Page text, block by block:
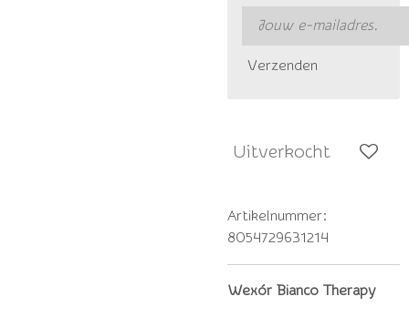
Verzenden
Uitverkocht
Artikelnummer:
8054729631214
Wexór Bianco Therapy